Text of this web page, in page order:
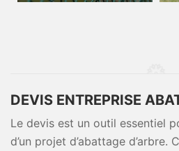
DEVIS ENTREPRISE
Le devis est un outil essentiel
d’un projet d’abattage d’arbre.